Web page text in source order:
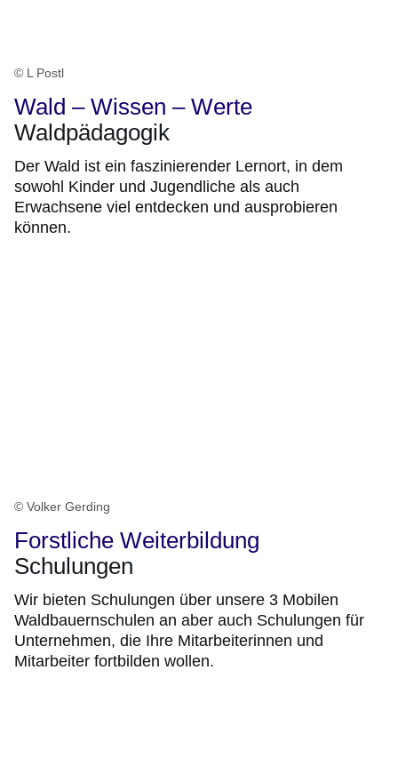
© L Postl
Wald – Wissen – Werte
Waldpädagogik
Der Wald ist ein faszinierender Lernort, in dem
sowohl Kinder und Jugendliche als auch
Erwachsene viel entdecken und ausprobieren
können.
© Volker Gerding
Forstliche Weiterbildung
Schulungen
Wir bieten Schulungen über unsere 3 Mobilen
Waldbauernschulen an aber auch Schulungen für
Unternehmen, die Ihre Mitarbeiterinnen und
Mitarbeiter fortbilden wollen.